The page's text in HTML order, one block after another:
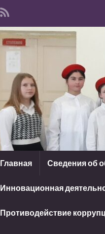
Главная Сведения об
Инновационная
Противодействие